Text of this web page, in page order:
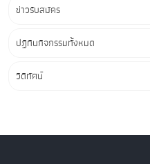
ข่าวรับสมัคร
ปฏิทินกิจกรรมทั้งหมด
วิดีทัศน์